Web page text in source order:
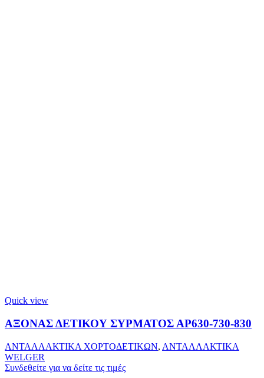
Quick view
ΑΞΟΝΑΣ ΔΕΤΙΚΟΥ ΣΥΡΜΑΤΟΣ ΑΡ630-730-830
ΑΝΤΑΛΛΑΚΤΙΚΑ ΧΟΡΤΟΔΕΤΙΚΩΝ, ΑΝΤΑΛΛΑΚΤΙΚΑ
WELGER
Συνδεθείτε για να δείτε τις τιμές